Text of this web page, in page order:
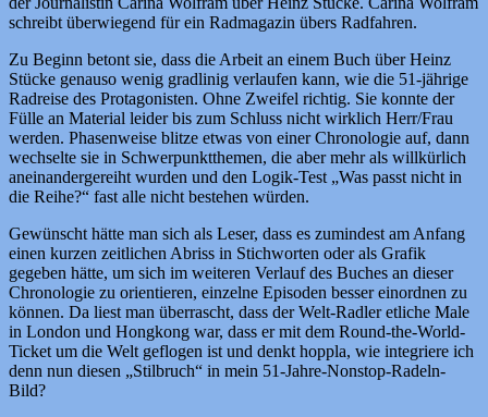
schreibt überwiegend für ein Radmagazin übers Radfahren.
Zu Beginn betont sie, dass die Arbeit an einem Buch über Heinz
Stücke genauso wenig gradlinig verlaufen kann, wie die 51-jährige
Radreise des Protagonisten. Ohne Zweifel richtig. Sie konnte der
Fülle an Material leider bis zum Schluss nicht wirklich Herr/Frau
werden. Phasenweise blitze etwas von einer Chronologie auf, dann
wechselte sie in Schwerpunktthemen, die aber mehr als willkürlich
aneinandergereiht wurden und den Logik-Test „Was passt nicht in
die Reihe?“ fast alle nicht bestehen würden.
Gewünscht hätte man sich als Leser, dass es zumindest am Anfang
einen kurzen zeitlichen Abriss in Stichworten oder als Grafik
gegeben hätte, um sich im weiteren Verlauf des Buches an dieser
Chronologie zu orientieren, einzelne Episoden besser einordnen zu
können. Da liest man überrascht, dass der Welt-Radler etliche Male
in London und Hongkong war, dass er mit dem Round-the-World-
Ticket um die Welt geflogen ist und denkt hoppla, wie integriere ich
denn nun diesen „Stilbruch“ in mein 51-Jahre-Nonstop-Radeln-
Bild?